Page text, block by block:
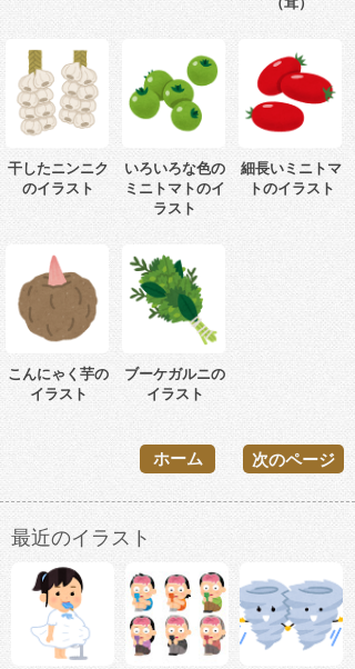
干したニンニク
のイラスト
いろいろな色の
ミニトマトのイ
ラスト
細長いミニトマ
トのイラスト
こんにゃく芋の
イラスト
ブーケガルニの
イラスト
次のページ
ホーム
最近のイラスト